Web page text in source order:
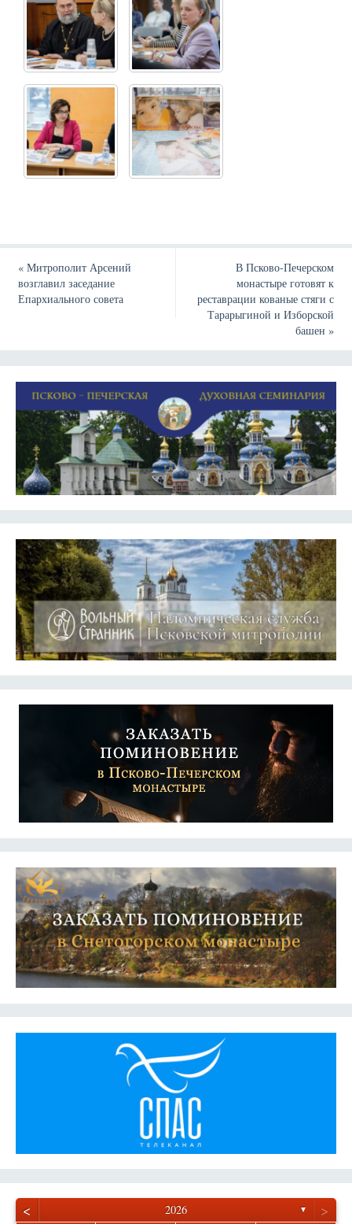
«Митрополит Арсений
возглавил заседание
Епархиального совета
В Псково-Печерском
монастыре готовят к
реставрации кованые стяги с
Тарарыгиной и Изборской
башен»
< 2026 ▼ >